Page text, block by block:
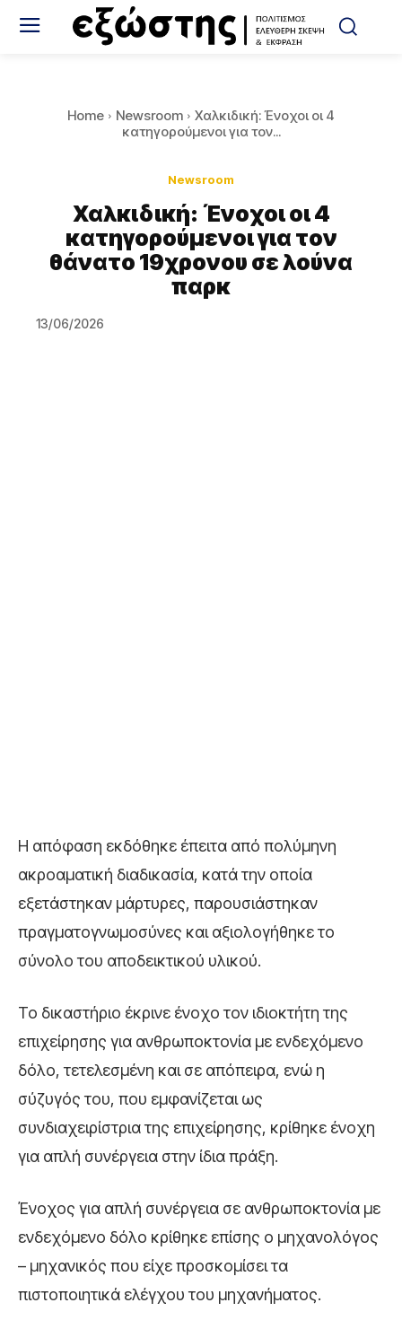
Home Newsroom
Χαλκιδική: Ένοχοι οι 4
κατηγορούμενοι για τον...
Newsroom
Χαλκιδική: Ένοχοι οι 4
κατηγορούμενοι για τον
θάνατο 19χρονου σε λούνα
παρκ
13/06/2026
Η απόφαση εκδόθηκε έπειτα από πολύμηνη
ακροαματική διαδικασία, κατά την οποία
εξετάστηκαν μάρτυρες, παρουσιάστηκαν
πραγματογνωμοσύνες και αξιολογήθηκε το
σύνολο του αποδεικτικού υλικού.
Το δικαστήριο έκρινε ένοχο τον ιδιοκτήτη της
επιχείρησης για ανθρωποκτονία με ενδεχόμενο
δόλο, τετελεσμένη και σε απόπειρα, ενώ η
σύζυγός του, που εμφανίζεται ως
συνδιαχειρίστρια της επιχείρησης, κρίθηκε ένοχη
για απλή συνέργεια στην ίδια πράξη.
Ένοχος για απλή συνέργεια σε ανθρωποκτονία με
ενδεχόμενο δόλο κρίθηκε επίσης ο μηχανολόγος
– μηχανικός που είχε προσκομίσει τα
πιστοποιητικά ελέγχου του μηχανήματος.